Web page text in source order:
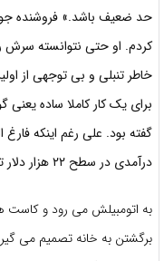
حد ضعیف باشد.» فروشنده
کردم. او حتی نتوانسته سرش
خاطر تنبلی و بی توجهی از
برای یک کار کاملا ساده
درآمدی در سطح ۲۲ هزار دلار تجاوز نکرده بود.
به اتومبیلش می رود و کاست
برگشتن به خانه تصمیم می